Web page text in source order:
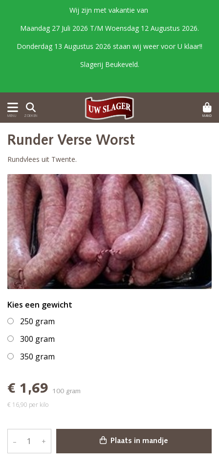
Wij zijn met vakantie van
Maandag 27 Juli 2026 T/M Woensdag 12 Augustus 2026.
Donderdag 13 Augustus 2026 staan wij weer voor U klaar!!
Slagerij Beukeveld.
MENU ZOEKEN MAND
Runder Verse Worst
Rundvlees uit Twente.
Kies een gewicht
250 gram
300 gram
350 gram
€ 1,69 100 gram
€ 16,90 per kilo
– + Plaats in mandje